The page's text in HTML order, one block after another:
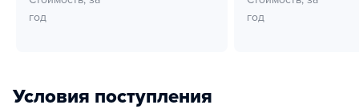
год
год
Условия поступления